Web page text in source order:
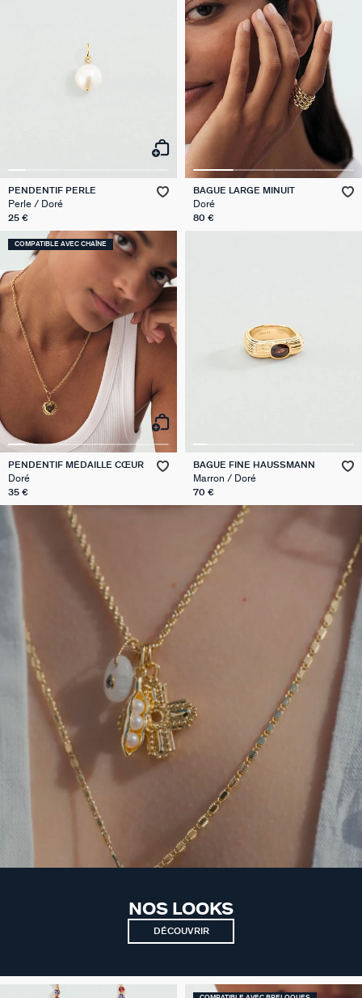
PENDENTIF PERLE
Perle / Doré
25 €
BAGUE LARGE MINUIT
Doré
80 €
COMPATIBLE AVEC CHAÎNE
PENDENTIF MÉDAILLE CŒUR
Doré
35 €
BAGUE FINE HAUSSMANN
Marron / Doré
70 €
NOS LOOKS
DÉCOUVRIR